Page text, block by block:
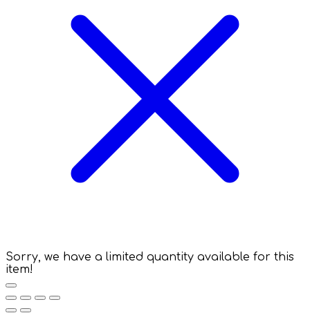
Sorry, we have a limited quantity available for this
item!